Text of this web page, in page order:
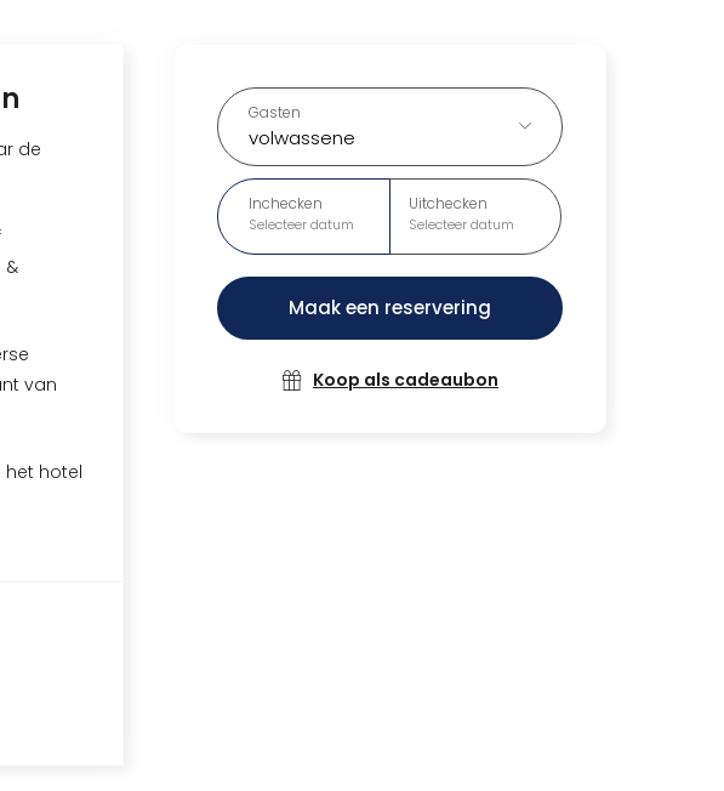
Gasten
volwassene
Inchecken
Selecteer datum
Uitchecken
Selecteer datum
Maak een reservering
Koop als cadeaubon
de
&
van
het hotel